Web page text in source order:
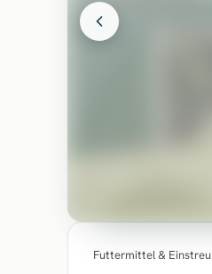
Futtermittel & Einstreu